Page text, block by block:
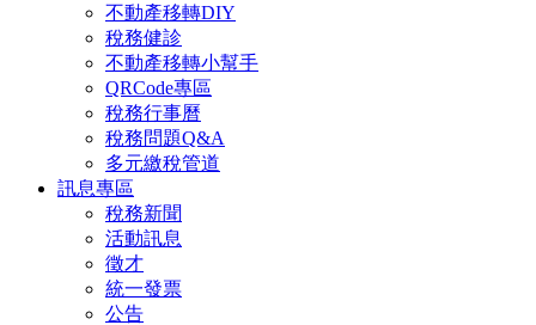
不動產移轉DIY
稅務健診
不動產移轉小幫手
QRCode專區
稅務行事曆
稅務問題Q&A
多元繳稅管道
訊息專區
稅務新聞
活動訊息
徵才
統一發票
公告